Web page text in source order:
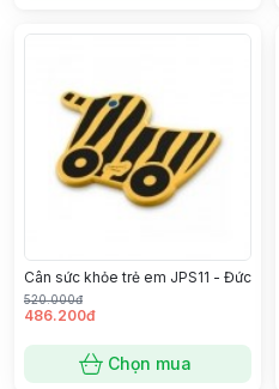
Cân sức khỏe trẻ em JPS11 - Đức
520.000đ
486.200đ
Chọn mua